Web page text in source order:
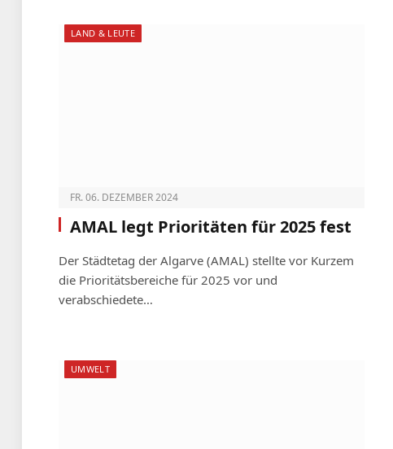
LAND & LEUTE
FR. 06. DEZEMBER 2024
AMAL legt Prioritäten für 2025 fest
Der Städtetag der Algarve (AMAL) stellte vor Kurzem
die Prioritätsbereiche für 2025 vor und
verabschiedete…
UMWELT